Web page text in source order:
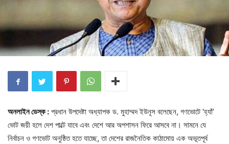
অনলাইন ডেস্ক : প্রধান উপদেষ্টা অধ্যাপক ড. মুহাম্মদ ইউনূস বলেছেন, গণভোটে ‘হ্যাঁ’
ভোট জয়ী হলে দেশ পাল্টে যাবে এবং দেশে আর অপশাসন ফিরে আসবে না। সামনে যে
নির্বাচন ও গণভোট অনুষ্ঠিত হতে যাচ্ছে, তা দেশের রাজনৈতিক কাঠামোয় এক অভূতপূর্ব